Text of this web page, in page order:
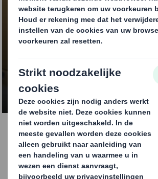
Palletdozen
NEEM CONTACT OP
Palletdozen